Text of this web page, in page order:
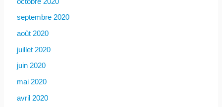
septembre 2020
août 2020
juillet 2020
juin 2020
mai 2020
avril 2020